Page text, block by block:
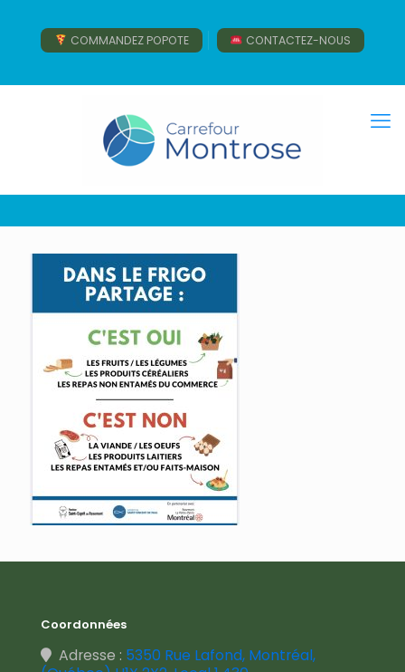
COMMANDEZ POPOTE CONTACTEZ-NOUS
Coordonnées
Adresse : 5350 Rue Lafond, Montréal,